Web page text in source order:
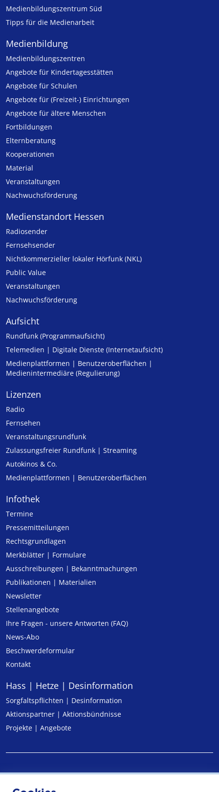
Medienbildungszentrum Süd
Tipps für die Medienarbeit
Medienbildung
Medien­bildungs­zentren
Angebote für Kinder­tages­stätten
Angebote für Schulen
Angebote für (Freizeit-) Ein­rich­tungen
Angebote für ältere Menschen
Fortbildungen
Elternberatung
Kooperationen
Material
Veranstaltungen
Nachwuchsförderung
Medienstandort Hessen
Radiosender
Fernsehsender
Nicht­kommer­zieller lo­ka­ler Hör­funk (NKL)
Public Value
Veranstaltungen
Nachwuchsförderung
Aufsicht
Rundfunk (Programmaufsicht)
Telemedien | Digitale Dienste (Internetaufsicht)
Medienplattformen | Benutzeroberflächen |
Medienintermediäre (Regulierung)
Lizenzen
Radio
Fernsehen
Veranstaltungsrundfunk
Zulassungs­freier Rund­funk | Streaming
Autokinos & Co.
Medienplattformen | Benutzeroberflächen
Infothek
Termine
Pressemitteilungen
Rechtsgrundlagen
Merkblätter | Formulare
Ausschreibungen | Bekanntmachungen
Publikationen | Materialien
Newsletter
Stellenangebote
Ihre Fragen - unsere Antworten (FAQ)
News-Abo
Beschwerdeformular
Kontakt
Hass | Hetze | Desinformation
Sorgfaltspflichten | Desinformation
Aktionspartner | Aktionsbündnisse
Projekte | Angebote